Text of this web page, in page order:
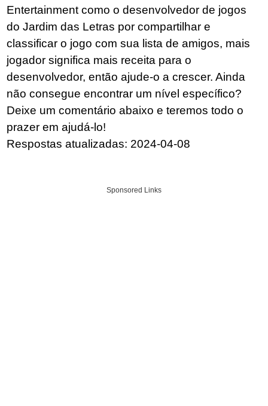
Entertainment como o desenvolvedor de jogos
do Jardim das Letras por compartilhar e
classificar o jogo com sua lista de amigos, mais
jogador significa mais receita para o
desenvolvedor, então ajude-o a crescer. Ainda
não consegue encontrar um nível específico?
Deixe um comentário abaixo e teremos todo o
prazer em ajudá-lo!
Respostas atualizadas: 2024-04-08
Sponsored Links